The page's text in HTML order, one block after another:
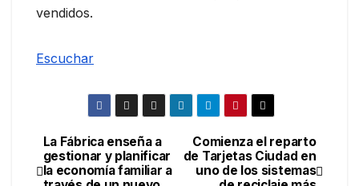
vendidos.
Escuchar
Navegación
Comienza el reparto
de Tarjetas Ciudad en
uno de los sistemas
La Fábrica enseña a
gestionar y planificar
la economía familiar a